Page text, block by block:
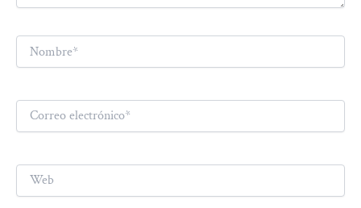
Nombre*
Correo
electrónico*
Web